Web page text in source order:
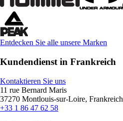
Entdecken Sie alle unsere Marken
Kundendienst in Frankreich
Kontaktieren Sie uns
11 rue Bernard Maris
37270 Montlouis-sur-Loire, Frankreich
+33 1 86 47 62 58